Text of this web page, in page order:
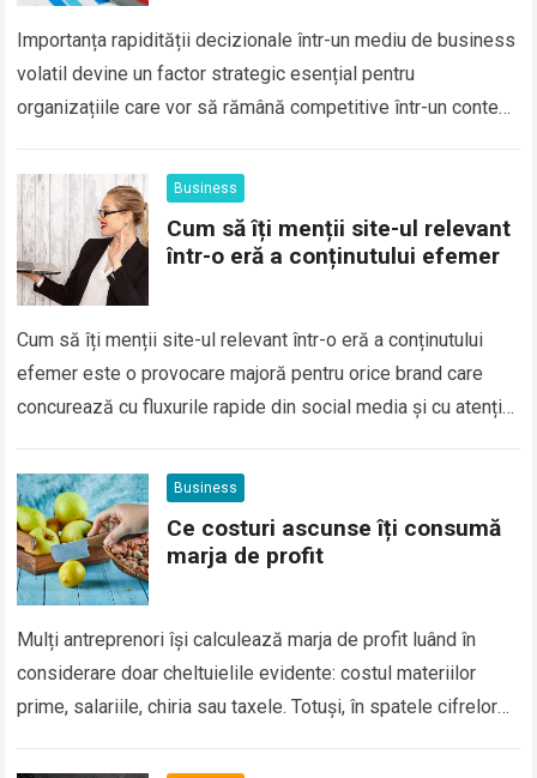
Importanța rapidității decizionale într-un mediu de business
volatil devine un factor strategic esențial pentru
organizațiile care vor să rămână competitive într-un context
evoluții… Read more
Business
Cum să îți menții site-ul relevant
într-o eră a conținutului efemer
Cum să îți menții site-ul relevant într-o eră a conținutului
efemer este o provocare majoră pentru orice brand care
concurează cu fluxurile rapide din social media și cu atenția
Business
Ce costuri ascunse îți consumă
marja de profit
Mulți antreprenori își calculează marja de profit luând în
considerare doar cheltuielile evidente: costul materiilor
prime, salariile, chiria sau taxele. Totuși, în spatele cifrelor